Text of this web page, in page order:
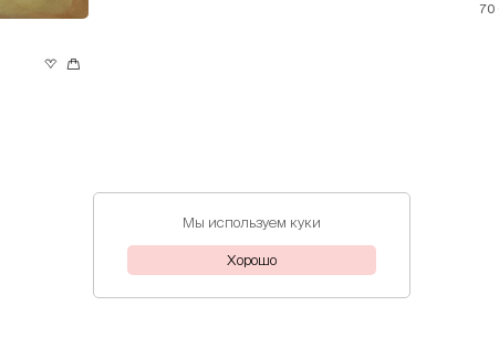
70
Мы используем куки
Хорошо